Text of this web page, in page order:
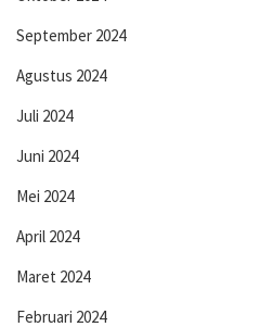
September 2024
Agustus 2024
Juli 2024
Juni 2024
Mei 2024
April 2024
Maret 2024
Februari 2024